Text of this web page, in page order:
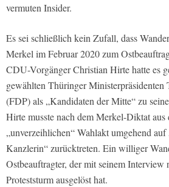
vermuten Insider.
Es sei schließlich kein Zufall, dass
Merkel im Februar 2020 zum
CDU-Vorgänger Christian Hirte hatte es
gewählten Thüringer Ministerpräsidenten
(FDP) als „Kandidaten der Mitte“ zu
Hirte musste nach dem Merkel-Diktat aus
„unverzeihlichen“ Wahlakt umgehend
Kanzlerin“ zurücktreten. Ein williger
Ostbeauftragter, der mit seinem Interview
Proteststurm ausgelöst hat.